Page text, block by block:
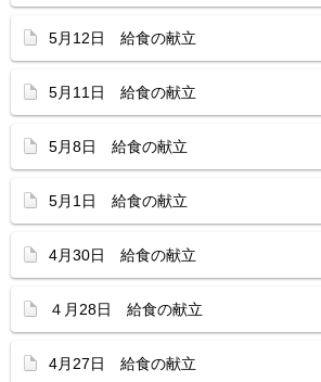
5月12日 給食の献立
5月11日 給食の献立
5月8日 給食の献立
5月1日 給食の献立
4月30日 給食の献立
４月28日 給食の献立
4月27日 給食の献立